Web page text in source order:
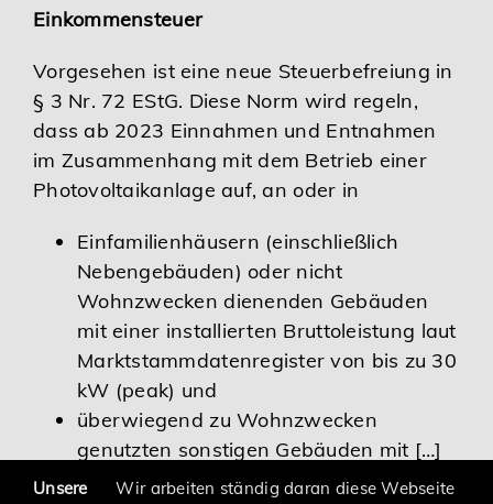
Einkommensteuer
Vorgesehen ist eine neue Steuerbefreiung in
§ 3 Nr. 72 EStG. Diese Norm wird regeln,
dass ab 2023 Einnahmen und Entnahmen
im Zusammenhang mit dem Betrieb einer
Photovoltaikanlage auf, an oder in
Einfamilienhäusern (einschließlich
Nebengebäuden) oder nicht
Wohnzwecken dienenden Gebäuden
mit einer installierten Bruttoleistung laut
Marktstammdatenregister von bis zu 30
kW (peak) und
überwiegend zu Wohnzwecken
genutzten sonstigen Gebäuden mit […]
Unsere
Wir arbeiten ständig daran diese Webseite